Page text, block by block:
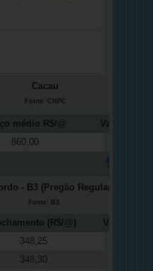
Cacau
Fonte: CNPC
médio R$/@
Variação (%)
860,00
- B3 (Pregão Regular)
Fonte: B3
(R$/@)
Variação (%)
348,25
348,30